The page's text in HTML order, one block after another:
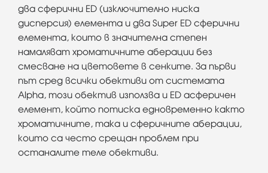
два сферични ED (изключително ниска
дисперсия) елемента и два Super ED сферични
елемента, които в значителна степен
намаляват хроматичните аберации без
смесване на цветовете в сенките. За първи
път сред всички обективи от системата
Alpha, този обектив използва и ED асферичен
елемент, който потиска едновременно както
хроматичните, така и сферичните аберации,
които са често срещан проблем при
останалите теле обективи.